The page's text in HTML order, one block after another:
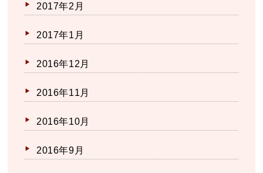
2017年2月
2017年1月
2016年12月
2016年11月
2016年10月
2016年9月